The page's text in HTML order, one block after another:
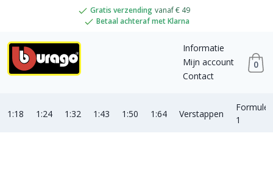
Gratis verzending vanaf € 49
Betaal achteraf met Klarna
Informatie
Mijn account
Contact
0
1:18 1:24 1:32 1:43 1:50 1:64 Verstappen
Formule
1